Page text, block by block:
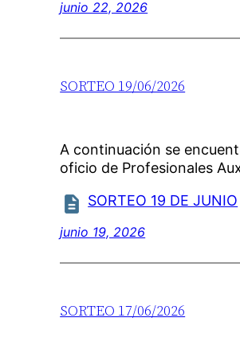
junio 22, 2026
SORTEO 19/06/2026
A continuación se
oficio de Profesionales
SORTEO 19 DE JUNIO
junio 19, 2026
SORTEO 17/06/2026